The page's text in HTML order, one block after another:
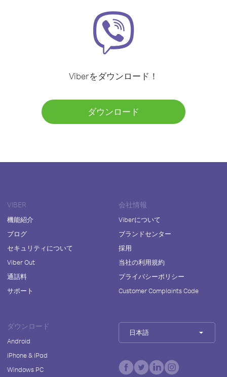
Viberをダウンロード！
ダウンロード
VIBER
機能紹介
ブログ
セキュリティについて
Viber Out
通話料
サポート
会社情報
Viberについて
ブランドセンター
採用
当社の利用規約
プライバシーポリシー
Customer Complaints Code
ダウンロード
Android
iPhone & iPad
Windows PC
日本語